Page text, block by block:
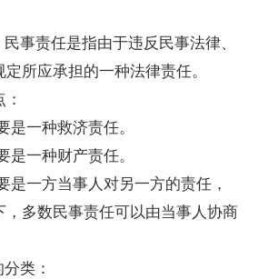
责任是指由于违反民事法律、
所应承担的一种法律责任。
一种救济责任。
一种财产责任。
一方当事人对另一方的责任，
多数民事责任可以由当事人协商
类：